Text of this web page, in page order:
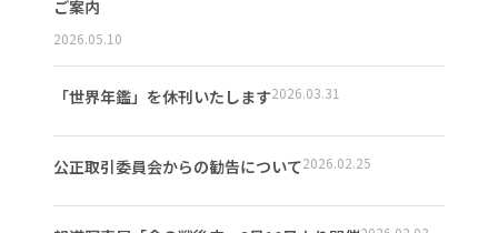
ご案内
2026.05.10
「世界年鑑」を休刊いたします2026.03.31
公正取引委員会からの勧告について2026.02.25